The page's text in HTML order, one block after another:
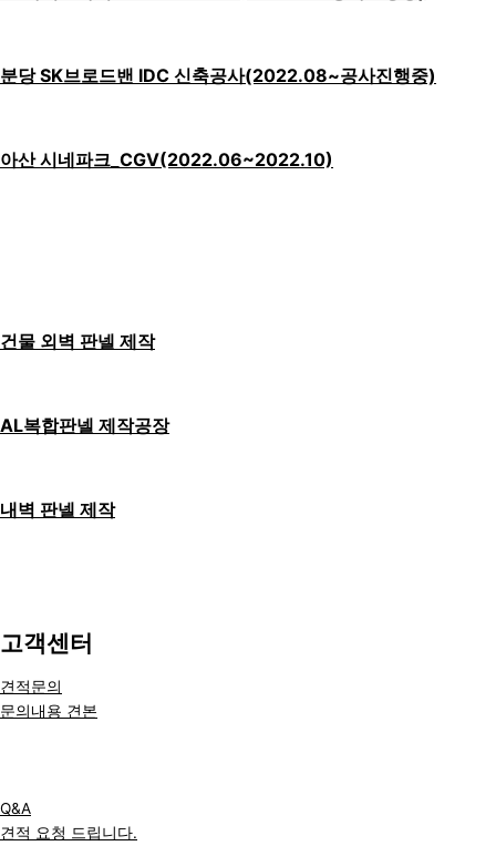
분당 SK브로드밴 IDC 신축공사(2022.08~공사진행중)
아산 시네파크_CGV(2022.06~2022.10)
건물 외벽 판넬 제작
AL복합판넬 제작공장
내벽 판넬 제작
고객센터
견적문의
문의내용 견본
Q&A
견적 요청 드립니다.